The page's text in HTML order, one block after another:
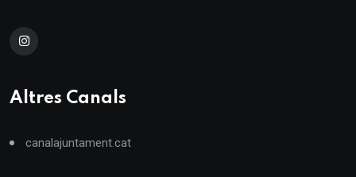
Altres Canals
canalajuntament.cat